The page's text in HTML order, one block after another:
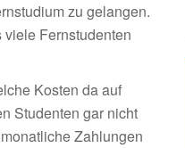
zu gelangen.
Fernstudenten
Kosten da auf
Studenten gar nicht
Zahlungen